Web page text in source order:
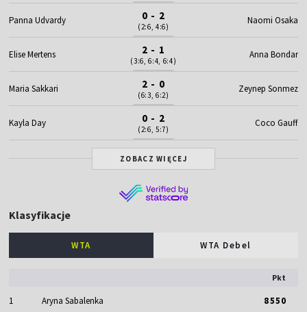
Panna Udvardy 0 - 2
(2:6, 4:6)
Naomi Osaka
Elise Mertens 2 - 1
(3:6, 6:4, 6:4)
Anna Bondar
Maria Sakkari 2 - 0
(6:3, 6:2)
Zeynep Sonmez
Kayla Day 0 - 2
(2:6, 5:7)
Coco Gauff
ZOBACZ WIĘCEJ
Klasyfikacje
WTA WTA Debel
Pkt
1 Aryna Sabalenka 8550